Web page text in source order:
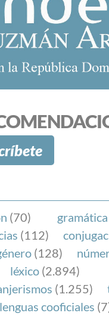
(70) gramática
(112)
(128)
léxico (2.894)
(1.255)
lenguas cooficiales